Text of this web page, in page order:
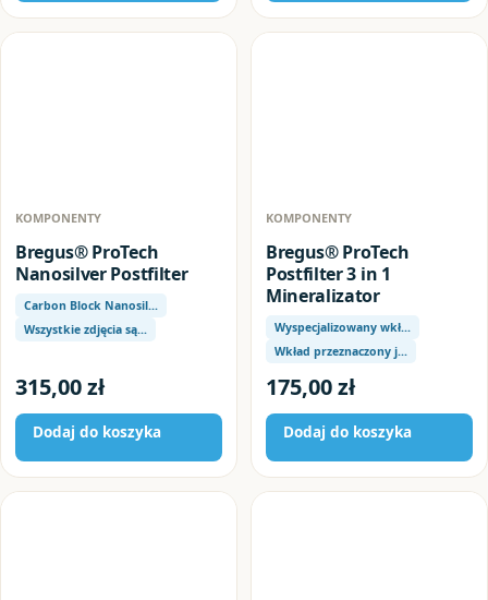
KOMPONENTY
Bregus® ProTech
Nanosilver Postfilter
Carbon Block Nanosil…
Wszystkie zdjęcia są…
315,00zł
Dodaj do koszyka
KOMPONENTY
Bregus® ProTech
Postfilter 3 in 1
Mineralizator
Wyspecjalizowany wkł…
Wkład przeznaczony j…
175,00zł
Dodaj do koszyka